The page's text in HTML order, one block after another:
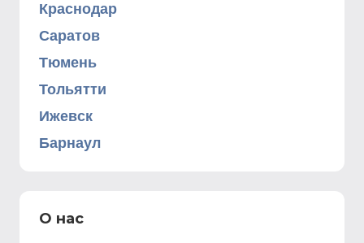
Краснодар
Саратов
Тюмень
Тольятти
Ижевск
Барнаул
О нас